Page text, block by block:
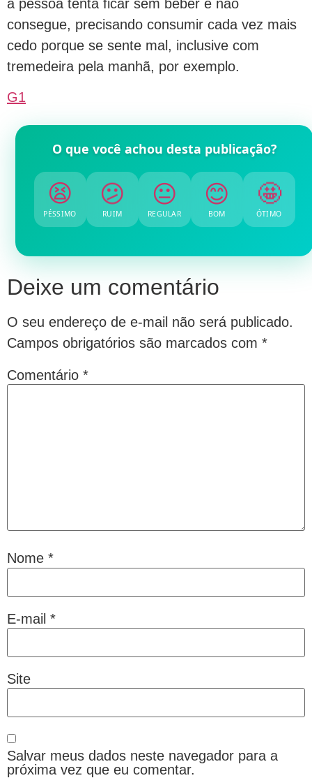
a pessoa tenta ficar sem beber e não
consegue, precisando consumir cada vez mais
cedo porque se sente mal, inclusive com
tremedeira pela manhã, por exemplo.
G1
O que você achou desta publicação?
😫
PÉSSIMO
😕
RUIM
😐
REGULAR
😊
BOM
🤩
ÓTIMO
Deixe um comentário
O seu endereço de e-mail não será publicado.
Campos obrigatórios são marcados com *
Comentário *
Nome *
E-mail *
Site
Salvar meus dados neste navegador para a
próxima vez que eu comentar.